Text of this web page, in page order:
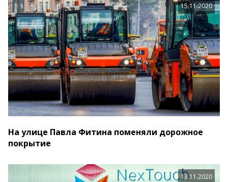
15.11.2020
На улице Павла Фитина поменяли дорожное
покрытие
13.11.2020